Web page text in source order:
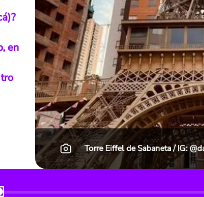
en
Torre Eiffel de Sabaneta / IG: